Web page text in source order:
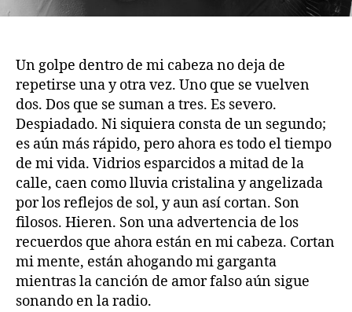
Un golpe dentro de mi cabeza no deja de
repetirse una y otra vez. Uno que se vuelven
dos. Dos que se suman a tres. Es severo.
Despiadado. Ni siquiera consta de un segundo;
es aún más rápido, pero ahora es todo el tiempo
de mi vida. Vidrios esparcidos a mitad de la
calle, caen como lluvia cristalina y angelizada
por los reflejos de sol, y aun así cortan. Son
filosos. Hieren. Son una advertencia de los
recuerdos que ahora están en mi cabeza. Cortan
mi mente, están ahogando mi garganta
mientras la canción de amor falso aún sigue
sonando en la radio.